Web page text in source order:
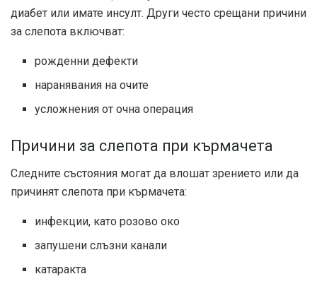
диабет или имате инсулт. Други често срещани причини
за слепота включват:
рожденни дефекти
наранявания на очите
усложнения от очна операция
Причини за слепота при кърмачета
Следните състояния могат да влошат зрението или да
причинят слепота при кърмачета:
инфекции, като розово око
запушени слъзни канали
катаракта